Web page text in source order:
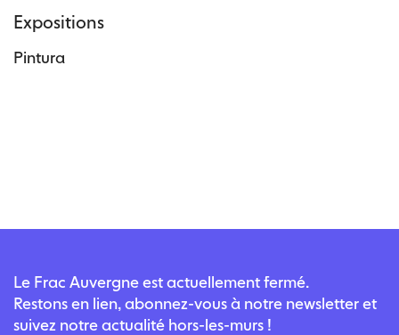
Expositions
Pintura
Le Frac Auvergne est actuellement fermé.
Restons en lien, abonnez-vous à notre newsletter et
suivez notre actualité hors-les-murs !